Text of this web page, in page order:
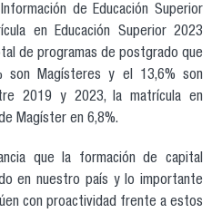
de Educación Superior
en Educación Superior 2023
de programas de postgrado que
son Magísteres y el 13,6% son
2019 y 2023, la matrícula en
Magíster en 6,8%.
que la formación de capital
en nuestro país y lo importante
con proactividad frente a estos